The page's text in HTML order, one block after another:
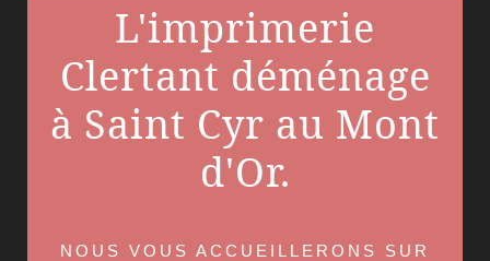
L'imprimerie
Clertant déménage
à Saint Cyr au Mont
d'Or.
NOUS VOUS ACCUEILLERONS SUR